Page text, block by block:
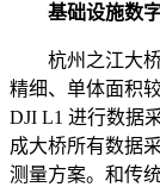
基础设施数
杭州之江大桥
精细、单体面积
DJI L1 进行数据
成大桥所有数据
测量方案。和传